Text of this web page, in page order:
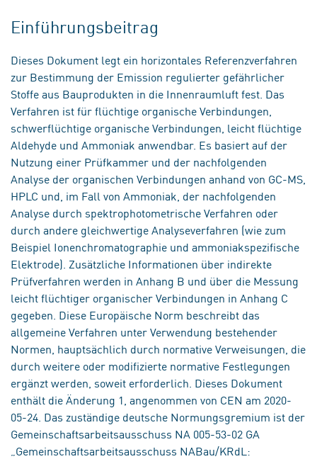
Einführungsbeitrag
Dieses Dokument legt ein horizontales Referenzverfahren
zur Bestimmung der Emission regulierter gefährlicher
Stoffe aus Bauprodukten in die Innenraumluft fest. Das
Verfahren ist für flüchtige organische Verbindungen,
schwerflüchtige organische Verbindungen, leicht flüchtige
Aldehyde und Ammoniak anwendbar. Es basiert auf der
Nutzung einer Prüfkammer und der nachfolgenden
Analyse der organischen Verbindungen anhand von GC-MS,
HPLC und, im Fall von Ammoniak, der nachfolgenden
Analyse durch spektrophotometrische Verfahren oder
durch andere gleichwertige Analyseverfahren (wie zum
Beispiel Ionenchromatographie und ammoniakspezifische
Elektrode). Zusätzliche Informationen über indirekte
Prüfverfahren werden in Anhang B und über die Messung
leicht flüchtiger organischer Verbindungen in Anhang C
gegeben. Diese Europäische Norm beschreibt das
allgemeine Verfahren unter Verwendung bestehender
Normen, hauptsächlich durch normative Verweisungen, die
durch weitere oder modifizierte normative Festlegungen
ergänzt werden, soweit erforderlich. Dieses Dokument
enthält die Änderung 1, angenommen von CEN am 2020-
05-24. Das zuständige deutsche Normungsgremium ist der
Gemeinschaftsarbeitsausschuss NA 005-53-02 GA
„Gemeinschaftsarbeitsausschuss NABau/KRdL: